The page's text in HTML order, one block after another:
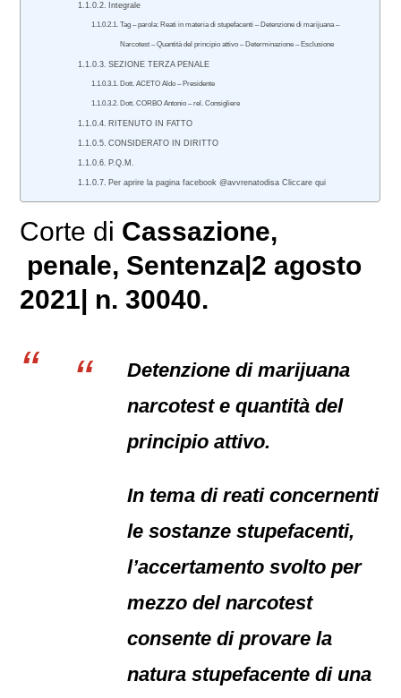
Integrale
Tag – parola: Reati in materia di stupefacenti – Detenzione di marijuana –
Narcotest – Quantità del principio attivo – Determinazione – Esclusione
SEZIONE TERZA PENALE
Dott. ACETO Aldo – Presidente
Dott. CORBO Antonio – rel. Consigliere
RITENUTO IN FATTO
CONSIDERATO IN DIRITTO
P.Q.M.
Per aprire la pagina facebook @avvrenatodisa Cliccare qui
Corte di Cassazione,
penale, Sentenza|2 agosto
2021| n. 30040.
Detenzione di marijuana
narcotest e quantità del
principio attivo.
In tema di reati concernenti
le sostanze stupefacenti,
l’accertamento svolto per
mezzo del narcotest
consente di provare la
natura stupefacente di una